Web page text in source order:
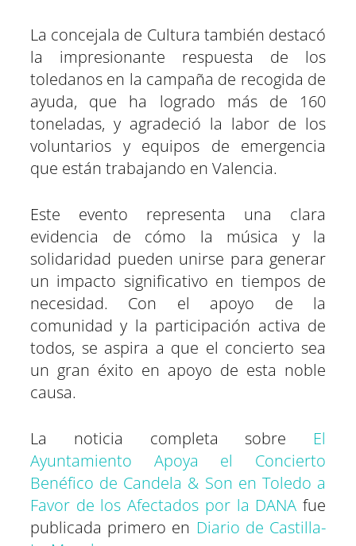
La concejala de Cultura también destacó
la impresionante respuesta de los
toledanos en la campaña de recogida de
ayuda, que ha logrado más de 160
toneladas, y agradeció la labor de los
voluntarios y equipos de emergencia
que están trabajando en Valencia.
Este evento representa una clara
evidencia de cómo la música y la
solidaridad pueden unirse para generar
un impacto significativo en tiempos de
necesidad. Con el apoyo de la
comunidad y la participación activa de
todos, se aspira a que el concierto sea
un gran éxito en apoyo de esta noble
causa.
La noticia completa sobre El
Ayuntamiento Apoya el Concierto
Benéfico de Candela & Son en Toledo a
Favor de los Afectados por la DANA fue
publicada primero en Diario de Castilla-